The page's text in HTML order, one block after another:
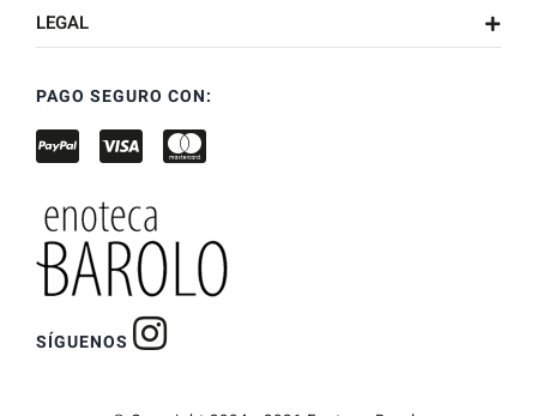
LEGAL
PAGO SEGURO CON:
SÍGUENOS